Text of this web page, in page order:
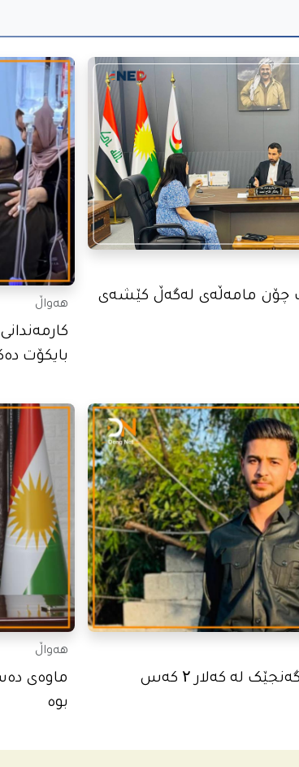
چۆن مامه‌ڵه‌ى له‌گه‌ڵ كێشه‌ى
هەواڵ
بایکۆت
بەتۆمەتی کوشتنی گەنجێک لە کەلار ۲ کەس
هەواڵ
ماوەی
بوە